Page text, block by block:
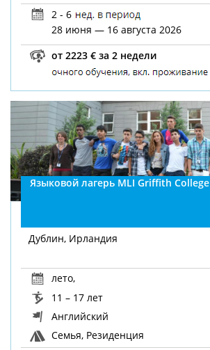
2 - 6
28 июня — 16 августа 2026
от 2223 € за 2 недели
Языковой лагерь MLI Griffith College
Дублин, Ирландия
лето,
11 – 17 лет
Английский
Семья, Резиденция